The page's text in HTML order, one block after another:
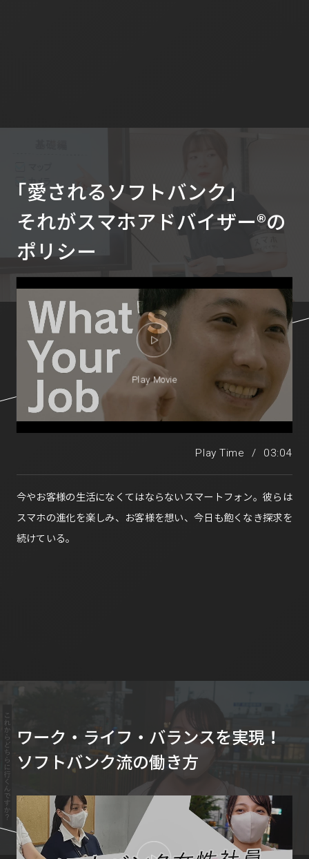
Play Movie
「愛されるソフトバンク」
それがスマホアドバイザー®の
ポリシー
Play Time / 03:04
今やお客様の生活になくてはならないスマートフォン。彼らは
スマホの進化を楽しみ、お客様を想い、今日も飽くなき探求を
続けている。
ワーク・ライフ・バランスを実現！
ソフトバンク流の働き方